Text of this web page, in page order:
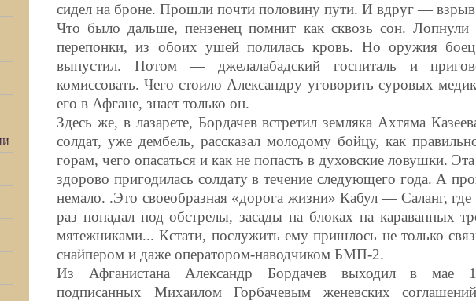
сидел на броне. Прошли почти половину пути. И вдруг —
Что было дальше, пензенец помнит как сквозь сон. Лопнули
перепонки, из обоих ушей полилась кровь. Но оружия
выпустил. Потом — джелалабадский госпиталь и
комиссовать. Чего стоило Александру уговорить суровых
его в Афгане, знает только он.
Здесь же, в лазарете, Бордачев встретил земляка Ахтяма
солдат, уже дембель, рассказал молодому бойцу, как
горам, чего опасаться и как не попасть в духовские ловушки. Эта
здорово пригодилась солдату в течение следующего года. А
немало. .Это своеобразная «дорога жизни» Кабул — Саланг, где
раз попадал под обстрелы, засады на блоках на караванных
мятежниками... Кстати, послужить ему пришлось не только
снайпером и даже оператором-наводчиком БМП-2.
Из Афганистана Александр Бордачев выходил в мае
подписанных Михаилом Горбачевым женевских